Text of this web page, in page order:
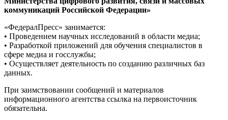
коммуникаций Российской Федерации»
«ФедералПресс» занимается:
• Проведением научных исследований в области медиа;
• Разработкой приложений для обучения специалистов в
сфере медиа и госслужбы;
• Осуществляет деятельность по созданию различных баз
данных.
При заимствовании сообщений и материалов
информационного агентства ссылка на первоисточник
обязательна.